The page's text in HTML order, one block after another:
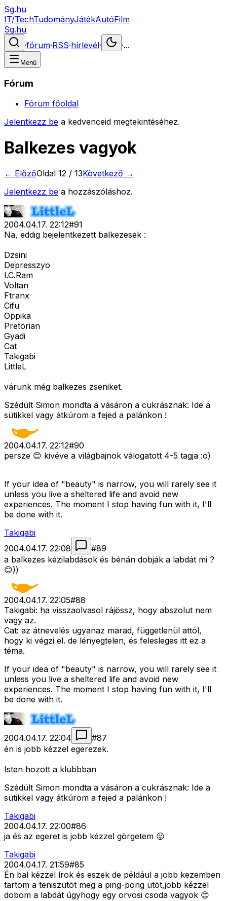
Sg.hu
IT/TechTudományJátékAutóFilm
Sg.hu
·fórum·RSS·hírlevél· ·...
Menü
Fórum
Fórum főoldal
Jelentkezz be a kedvenceid megtekintéséhez.
Balkezes vagyok
← ElőzőOldal 12 / 13Következő →
Jelentkezz be a hozzászóláshoz.
2004.04.17. 22:12#91
Na, eddig bejelentkezett balkezesek :
Dzsini
Depresszyo
I.C.Ram
Voltan
Ftranx
Cifu
Oppika
Pretorian
Gyadi
Cat
Takigabi
LittleL
várunk még balkezes zseniket.
Szédült Simon mondta a vásáron a cukrásznak: Ide a
sütikkel vagy átkúrom a fejed a palánkon !
2004.04.17. 22:12#90
persze 😊 kivéve a világbajnok válogatott 4-5 tagja :o)
If your idea of "beauty" is narrow, you will rarely see it
unless you live a sheltered life and avoid new
experiences. The moment I stop having fun with it, I'll
be done with it.
Takigabi
2004.04.17. 22:08
#89
a balkezes kézilabdások és bénán dobják a labdát mi ?
😊))
2004.04.17. 22:05#88
Takigabi: ha visszaolvasol rájössz, hogy abszolut nem
vagy az.
Cat: az átnevelés ugyanaz marad, függetlenül attól,
hogy ki végzi el. de lényegtelen, és felesleges itt ez a
téma.
If your idea of "beauty" is narrow, you will rarely see it
unless you live a sheltered life and avoid new
experiences. The moment I stop having fun with it, I'll
be done with it.
2004.04.17. 22:04 #87
én is jobb kézzel egerezek.
Isten hozott a klubbban
Szédült Simon mondta a vásáron a cukrásznak: Ide a
sütikkel vagy átkúrom a fejed a palánkon !
Takigabi
2004.04.17. 22:00#86
ja és az egeret is jobb kézzel görgetem 😛
Takigabi
2004.04.17. 21:59#85
Én bal kézzel írok és eszek de például a jobb kezemben
tartom a teniszütõt meg a ping-pong ütõt,jobb kézzel
dobom a labdát úgyhogy egy orvosi csoda vagyok 😊